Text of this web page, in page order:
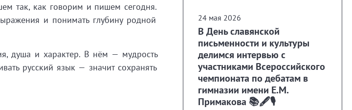
так,какговорим и пишем сегодня.
и пониматьглубинуродной
душа и характер.В нём — мудрость
русский язык — значитсохранять
24 мая 2026
В День славянской
письменности и культуры
делимся интервью с
участниками Всероссийского
чемпионата по дебатам в
гимназии имени Е.М.
Примакова 📚🖋️🎙️